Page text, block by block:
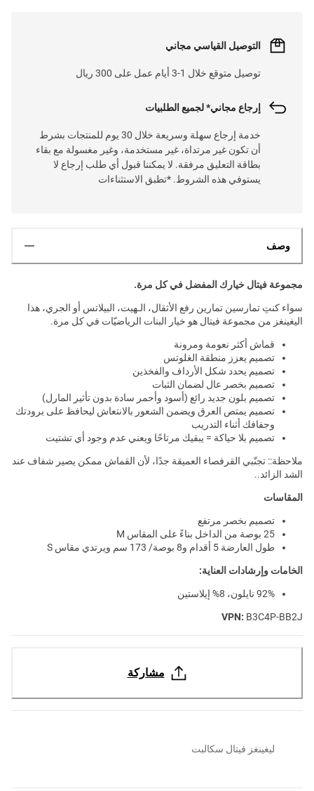
التوصيل القياسي مجاني
توصيل متوقع خلال 1-3 أيام عمل على 300 ريال
إرجاع مجاني* لجميع الطلبيات
خدمة إرجاع سهلة وسريعة خلال 30 يوم للمنتجات بشرط
أن تكون غير مرتداة، غير مستخدمة، وغير مغسولة مع بقاء
بطاقة التعليق مرفقة. لا يمكننا قبول أي طلب إرجاع لا
يستوفي هذه الشروط. *تطبق الاستثناءات
وصف
مجموعة فيتال خيارك المفضل في كل مرة.
سواء كنتِ تمارسين تمارين رفع الأثقال، الـهيت، البيلاتس أو الجري، هذا
اليغينغز من مجموعة فيتال هو خيار البنات الرياضيّات في كل مرة.
قماش أكثر نعومة ومرونة
تصميم يعزز منطقة الغلوتس
تصميم يحدد شكل الأرداف والفخذين
تصميم بخصر عال لضمان الثبات
تصميم بلون جديد رائع (أسود وأحمر سادة بدون تأثير المارل)
تصميم يمتص العرق ويضمن الشعور بالانتعاش ليحافظ على برودتك
وجفافك أثناء التدريب
تصميم بلا حياكة = يبقيك مرتاحًا ويعني عدم وجود أي تشتيت
ملاحظة:: تجنّبي القرفصاء العميقة جدًا، لأن القماش ممكن يصير شفاف عند
الشد الزائد..
المقاسات
تصميم بخصر مرتفع
25 بوصة من الداخل بناءً على المقاس M
طول العارضة 5 أقدام و8 بوصة/ 173 سم ويرتدي مقاس S
الخامات وإرشادات العناية:
92% نايلون، 8% إيلاستين
VPN: B3C4P-BB2J
مشاركة
ليغينغز فيتال سكالبت